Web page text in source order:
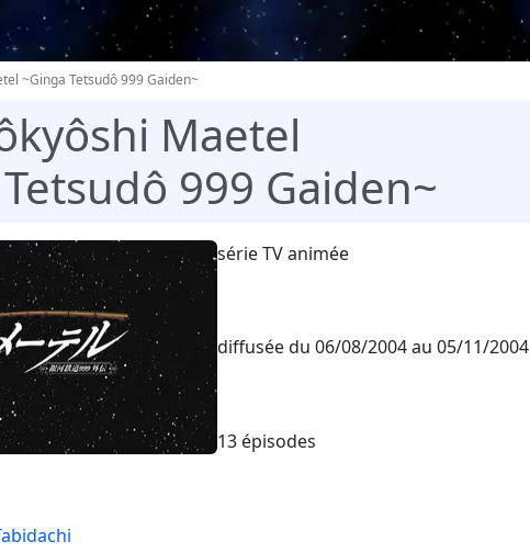
~Ginga Tetsudô 999 Gaiden~
Maetel
999 Gaiden~
série TV animée
diffusée du 06/08/2004 au 05/11/2004
13 épisodes